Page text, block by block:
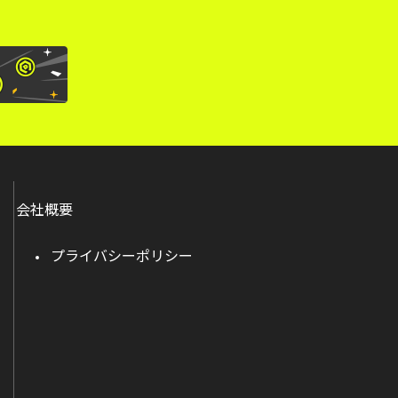
会社概要
プライバシーポリシー